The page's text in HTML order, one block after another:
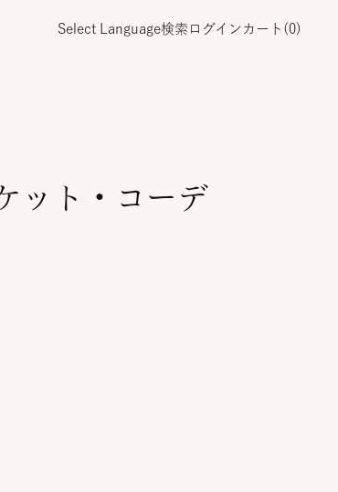
Select Language検索 ログイン カート( 0)
ット・コーデ